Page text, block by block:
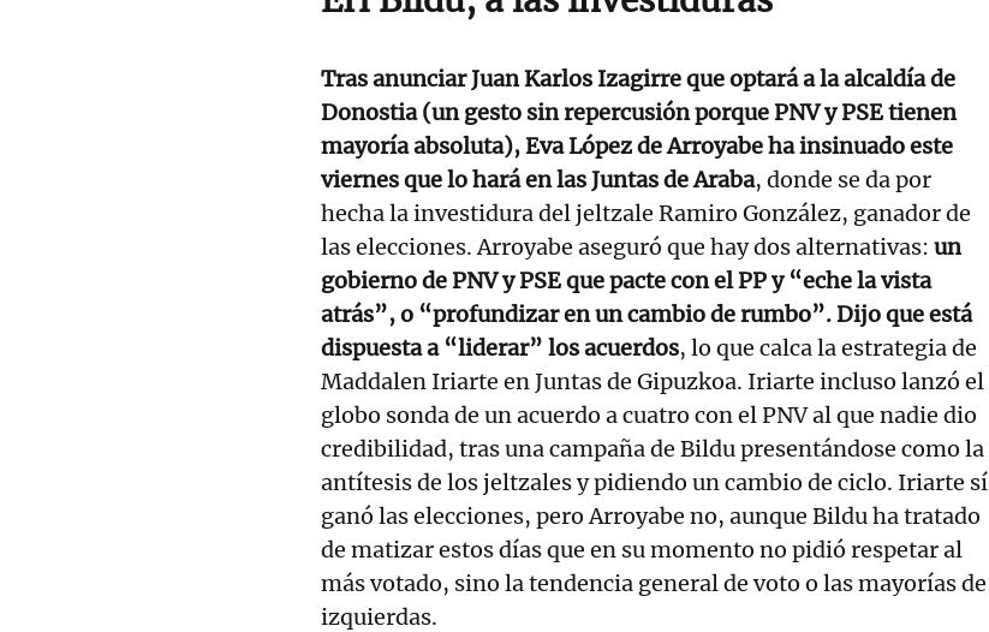
Tras anunciar Juan Karlos Izagirre que optará a la alcaldía de
Donostia (un gesto sin repercusión porque PNV y PSE tienen
mayoría absoluta), Eva López de Arroyabe ha insinuado este
viernes que lo hará en las Juntas de Araba, donde se da por
hecha la investidura del jeltzale Ramiro González, ganador de
las elecciones. Arroyabe aseguró que hay dos alternativas: un
gobierno de PNV y PSE que pacte con el PP y “eche la vista
atrás”, o “profundizar en un cambio de rumbo”. Dijo que está
dispuesta a “liderar” los acuerdos, lo que calca la estrategia de
Maddalen Iriarte en Juntas de Gipuzkoa. Iriarte incluso lanzó el
globo sonda de un acuerdo a cuatro con el PNV al que nadie dio
credibilidad, tras una campaña de Bildu presentándose como la
antítesis de los jeltzales y pidiendo un cambio de ciclo. Iriarte sí
ganó las elecciones, pero Arroyabe no, aunque Bildu ha tratado
de matizar estos días que en su momento no pidió respetar al
más votado, sino la tendencia general de voto o las mayorías de
izquierdas.